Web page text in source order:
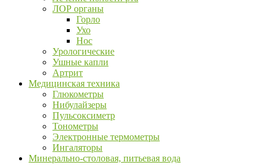
ЛОР органы
Горло
Ухо
Нос
Урологические
Ушные капли
Артрит
Медицинская техника
Глюкометры
Нибулайзеры
Пульсоксиметр
Тонометры
Электронные термометры
Ингаляторы
Минерально-столовая, питьевая вода